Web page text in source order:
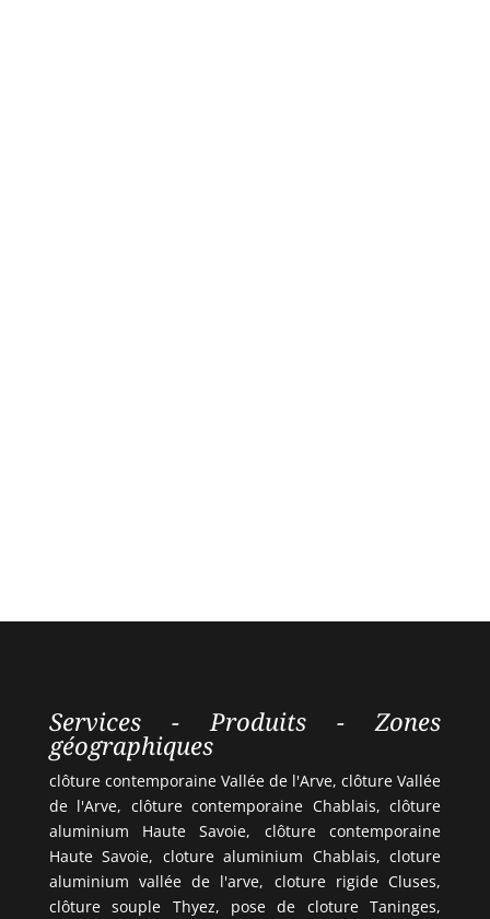
Services - Produits - Zones
géographiques
clôture contemporaine Vallée de l'Arve, clôture Vallée
de l'Arve, clôture contemporaine Chablais, clôture
aluminium Haute Savoie, clôture contemporaine
Haute Savoie, cloture aluminium Chablais, cloture
aluminium vallée de l'arve, cloture rigide Cluses,
clôture souple Thyez, pose de cloture Taninges,